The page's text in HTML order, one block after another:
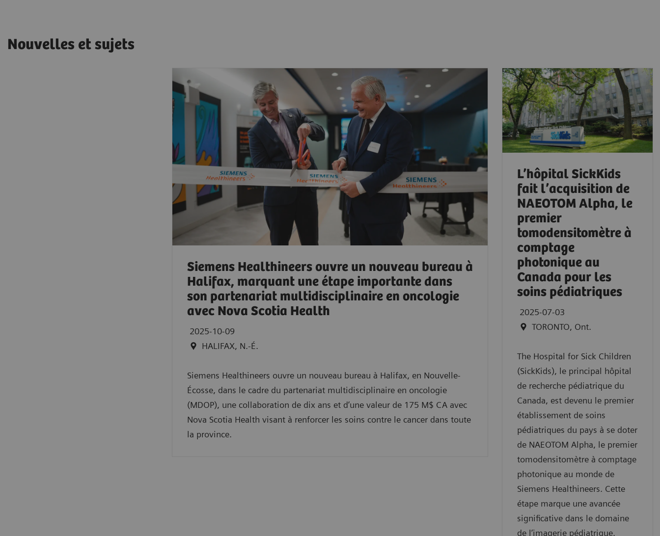
Nouvelles et sujets
Siemens Healthineers ouvre un nouveau bureau à
Halifax, marquant une étape importante dans
son partenariat multidisciplinaire en oncologie
avec Nova Scotia Health
2025-10-09
HALIFAX, N.-É.
Siemens Healthineers ouvre un nouveau bureau à Halifax, en Nouvelle-
Écosse, dans le cadre du partenariat multidisciplinaire en oncologie
(MDOP), une collaboration de dix ans et d’une valeur de 175 M$ CA avec
Nova Scotia Health visant à renforcer les soins contre le cancer dans toute
la province.
L’hôpital SickKids
fait l’acquisition de
NAEOTOM Alpha, le
premier
tomodensitomètre à
comptage
photonique au
Canada pour les
soins pédiatriques
2025-07-03
TORONTO, Ont.
The Hospital for Sick Children
(SickKids), le principal hôpital
de recherche pédiatrique du
Canada, est devenu le premier
établissement de soins
pédiatriques du pays à se doter
de NAEOTOM Alpha, le premier
tomodensitomètre à comptage
photonique au monde de
Siemens Healthineers. Cette
étape marque une avancée
significative dans le domaine
de l’imagerie pédiatrique,